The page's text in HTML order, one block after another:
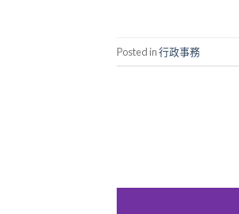
Posted in行政事務